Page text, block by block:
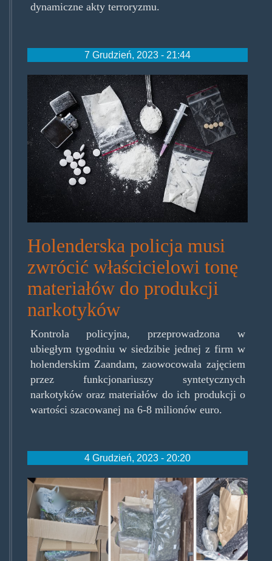
dynamiczne akty terroryzmu.
7 Grudzień, 2023 - 21:44
z25935308Q,Hexen.jpg
Holenderska policja musi
zwrócić właścicielowi tonę
materiałów do produkcji
narkotyków
Kontrola policyjna, przeprowadzona w
ubiegłym tygodniu w siedzibie jednej z firm w
holenderskim Zaandam, zaowocowała zajęciem
przez funkcjonariuszy syntetycznych
narkotyków oraz materiałów do ich produkcji o
wartości szacowanej na 6-8 milionów euro.
4 Grudzień, 2023 - 20:20
3-
417344.jpg